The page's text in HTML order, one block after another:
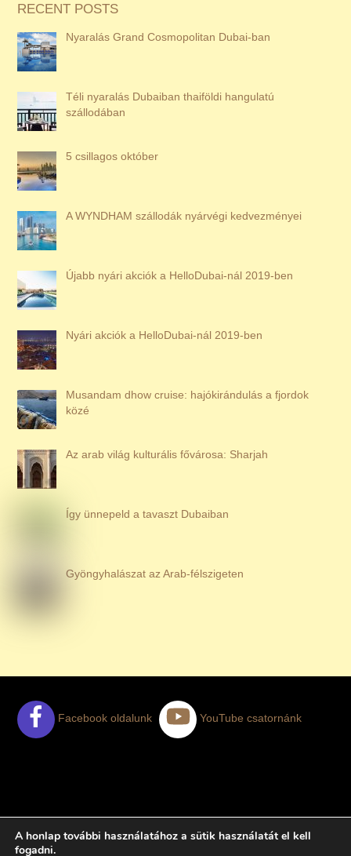
RECENT POSTS
Nyaralás Grand Cosmopolitan Dubai-ban
Téli nyaralás Dubaiban thaiföldi hangulatú
szállodában
5 csillagos október
A WYNDHAM szállodák nyárvégi kedvezményei
Újabb nyári akciók a HelloDubai-nál 2019-ben
Nyári akciók a HelloDubai-nál 2019-ben
Musandam dhow cruise: hajókirándulás a fjordok
közé
Az arab világ kulturális fővárosa: Sharjah
Így ünnepeld a tavaszt Dubaiban
Gyöngyhalászat az Arab-félszigeten
Facebook oldalunk YouTube csatornánk
AJÁNLATKÉRÉS
ELÉGEDETT NYARALÓK
A honlap további használatához a sütik használatát el kell
fogadni.